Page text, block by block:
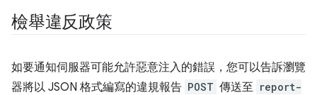
檢舉違反政策
如要通知伺服器可能允許惡意注入的錯誤，您可以告訴瀏覽
器將以 JSON 格式編寫的違規報告 POST 傳送至 report-